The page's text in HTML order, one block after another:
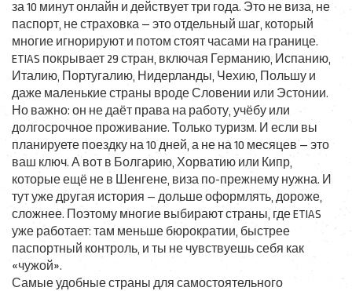
за 10 минут онлайн и действует три года. Это не виза, не
паспорт, не страховка — это отдельный шаг, который
многие игнорируют и потом стоят часами на границе.
ETIAS покрывает 29 стран, включая Германию, Испанию,
Италию, Португалию, Нидерланды, Чехию, Польшу и
даже маленькие страны вроде Словении или Эстонии.
Но важно: он не даёт права на работу, учёбу или
долгосрочное проживание. Только туризм. И если вы
планируете поездку на 10 дней, а не на 10 месяцев — это
ваш ключ. А вот в Болгарию, Хорватию или Кипр,
которые ещё не в Шенгене, виза по-прежнему нужна. И
тут уже другая история — дольше оформлять, дороже,
сложнее. Поэтому многие выбирают страны, где ETIAS
уже работает: там меньше бюрократии, быстрее
паспортный контроль, и ты не чувствуешь себя как
«чужой».
Самые удобные страны для самостоятельного